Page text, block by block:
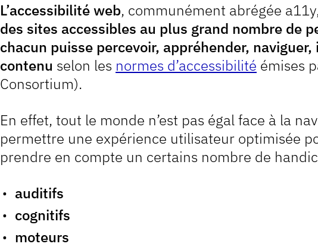
L’accessibilité web, communément abrégée
des sites accessibles au plus grand nombre de
chacun puisse percevoir, appréhender,
contenu selon les normes d’accessibilité émises
Consortium).
En effet, tout le monde n’est pas égal face à la
permettre une expérience utilisateur optimisée
prendre en compte un certains nombre de
auditifs
cognitifs
moteurs